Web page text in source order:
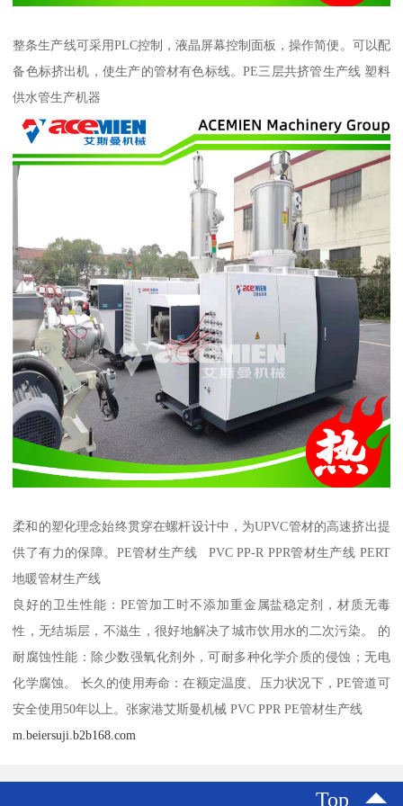
整条生产线可采用PLC控制，液晶屏幕控制面板，操作简便。可以配
备色标挤出机，使生产的管材有色标线。PE三层共挤管生产线 塑料
供水管生产机器
柔和的塑化理念始终贯穿在螺杆设计中，为UPVC管材的高速挤出提
供了有力的保障。PE管材生产线 PVC PP-R PPR管材生产线 PERT
地暖管材生产线
良好的卫生性能：PE管加工时不添加重金属盐稳定剂，材质无毒
性，无结垢层，不滋生，很好地解决了城市饮用水的二次污染。 的
耐腐蚀性能：除少数强氧化剂外，可耐多种化学介质的侵蚀；无电
化学腐蚀。 长久的使用寿命：在额定温度、压力状况下，PE管道可
安全使用50年以上。张家港艾斯曼机械 PVC PPR PE管材生产线
m.beiersuji.b2b168.com
Top